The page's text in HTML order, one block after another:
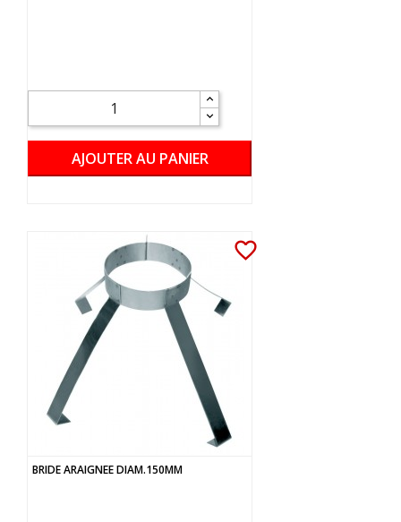
AJOUTER AU PANIER
favorite_border
BRIDE ARAIGNEE DIAM.150MM